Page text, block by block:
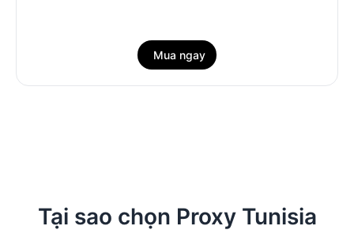
Mua ngay
Tại sao chọn Proxy Tunisia